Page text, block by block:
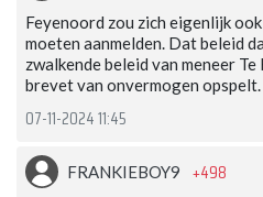
Feyenoord zou zich eigenlijk
moeten aanmelden. Dat beleid
zwalkende beleid van meneer
brevet van onvermogen opspelt.
07-11-2024 11:45
FRANKIEBOY9 +498